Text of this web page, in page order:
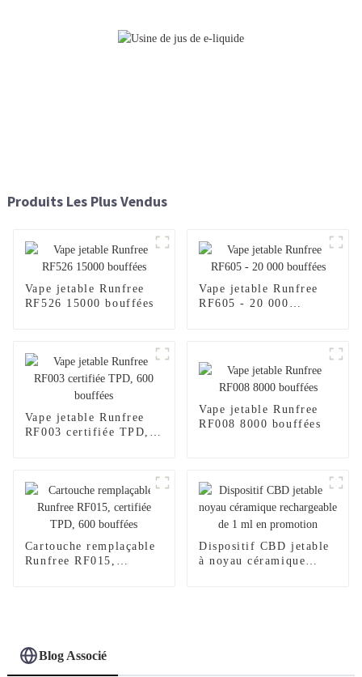
Produits Les Plus Vendus
Vape jetable Runfree
RF526 15000 bouffées
Vape jetable Runfree
RF605 - 20 000
Vape jetable Runfree
RF003 certifiée TPD,
Vape jetable Runfree
RF008 8000 bouffées
Cartouche remplaçable
Runfree RF015,
Dispositif CBD jetable
à noyau céramique
Blog Associé